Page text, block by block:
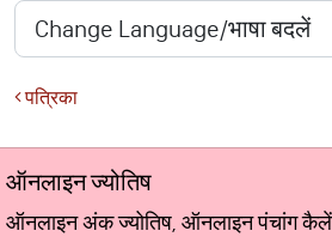
पत्रिका
ऑनलाइन ज्योतिष
ऑनलाइन अंक ज्योतिष, ऑनलाइन पंचांग